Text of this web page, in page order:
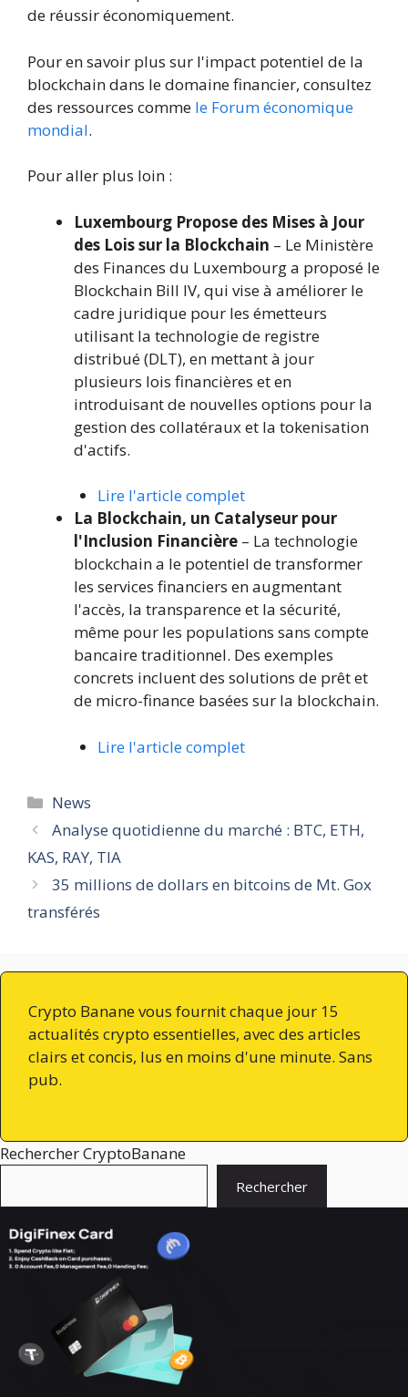
de réussir économiquement.
Pour en savoir plus sur l'impact potentiel de la
blockchain dans le domaine financier, consultez
des ressources comme le Forum économique
mondial.
Pour aller plus loin :
Luxembourg Propose des Mises à Jour
des Lois sur la Blockchain – Le Ministère
des Finances du Luxembourg a proposé le
Blockchain Bill IV, qui vise à améliorer le
cadre juridique pour les émetteurs
utilisant la technologie de registre
distribué (DLT), en mettant à jour
plusieurs lois financières et en
introduisant de nouvelles options pour la
gestion des collatéraux et la tokenisation
d'actifs.
Lire l'article complet
La Blockchain, un Catalyseur pour
l'Inclusion Financière – La technologie
blockchain a le potentiel de transformer
les services financiers en augmentant
l'accès, la transparence et la sécurité,
même pour les populations sans compte
bancaire traditionnel. Des exemples
concrets incluent des solutions de prêt et
de micro-finance basées sur la blockchain.
Lire l'article complet
Catégories
News
Analyse quotidienne du marché : BTC, ETH,
KAS, RAY, TIA
35 millions de dollars en bitcoins de Mt. Gox
transférés
Crypto Banane vous fournit chaque jour 15
actualités crypto essentielles, avec des articles
clairs et concis, lus en moins d'une minute. Sans
pub.
Rechercher CryptoBanane
Rechercher